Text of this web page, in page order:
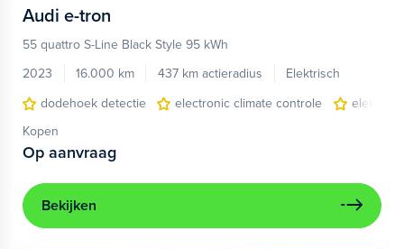
Audi e-tron
55 quattro S-Line Black Style 95 kWh
2023
16.000 km 437 km actieradius
Elektrisch
dodehoek detectie
electronic climate controle
Kopen
Op aanvraag
Bekijken